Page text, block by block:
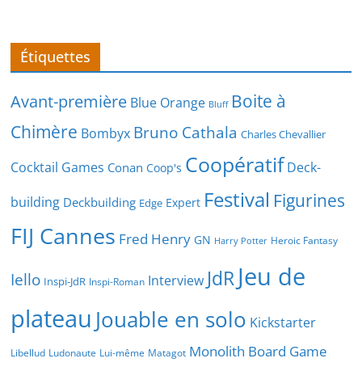
Étiquettes
Avant-première Blue Orange Bluff Boite à
Chimère Bombyx Bruno Cathala Charles Chevallier
Cocktail Games Conan Coop's Coopératif Deck-
building Deckbuilding Edge Expert Festival Figurines
FIJ Cannes Fred Henry GN Harry Potter Heroic Fantasy
Iello Inspi-JdR Inspi-Roman Interview JdRJeu de
plateau Jouable en solo Kickstarter
Libellud Ludonaute Lui-même Matagot Monolith Board Game